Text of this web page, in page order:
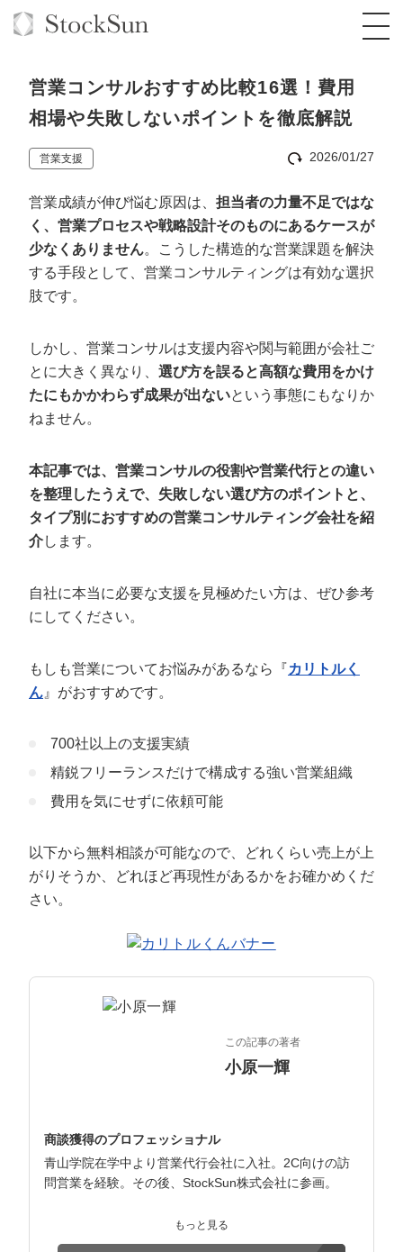
オーダーメイド支援
TOP
コンサルタント一覧
品質ガイドライン
クレーム窓口
BPO支援
定額制Webマーケティング代行『マキトルく
ん』
定額制営業代行『カリトルくん』
定額制採用代行・RPO『トルトルくん』
営業改善特化の動画制作『動画でカリトルく
ん』
オリジナルサービス
格安でAI導入支援『あいのりAI』
1本無料で記事を制作『SEOトライアル』
定額制LP制作・改善『最強LP』
実績
料金表
オンラインサロン
StockSun道場
動画編集
エンジニア
YouTubeディレクター
ミッション・ビジョン・バリュー
代表メッセージ（岩野圭佑）
認定パートナー
営業
正社員
マーケマネージャー
カスタマーサクセスマネージャー
常勤監査役
募集要項一覧
営業コンサルおすすめ比較16選！費用
相場や失敗しないポイントを徹底解説
営業支援 2026/01/27
営業成績が伸び悩む原因は、 担当者の力量不足ではな
く、営業プロセスや戦略設計そのものにあるケースが
少なくありません。こうした構造的な営業課題を解決
する手段として、営業コンサルティングは有効な選択
肢です。
しかし、営業コンサルは支援内容や関与範囲が会社ご
とに大きく異なり、 選び方を誤ると高額な費用をかけ
たにもかかわらず成果が出ないという事態にもなりか
ねません。
本記事では、営業コンサルの役割や営業代行との違い
を整理したうえで、失敗しない選び方のポイントと、
タイプ別におすすめの営業コンサルティング会社を紹
介します。
自社に本当に必要な支援を見極めたい方は、ぜひ参考
にしてください。
もしも営業についてお悩みがあるなら『カリトルく
ん 』がおすすめです。
700社以上の支援実績
精鋭フリーランスだけで構成する強い営業組織
費用を気にせずに依頼可能
以下から無料相談が可能なので、どれくらい売上が上
がりそうか、どれほど再現性があるかをお確かめくだ
さい。
この記事の著者
小原一輝
商談獲得のプロフェッショナル
青山学院在学中より営業代行会社に入社。2C向けの訪
問営業を経験。その後、StockSun株式会社に参画。
インサイドセールス立ち上げ、テレアポ部隊立ち上げな
ど営業支援を担当。
もっと見る